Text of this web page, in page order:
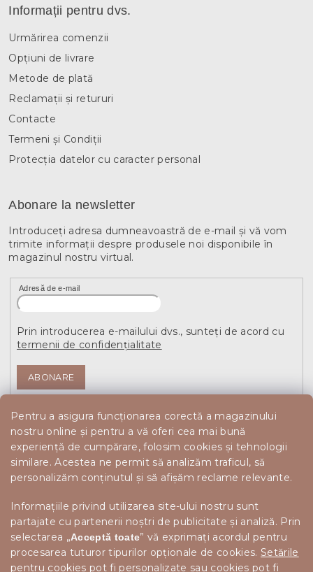
Pentru a asigura funcționarea corectă a magazinului
nostru online și pentru a vă oferi cea mai bună
experiență de cumpărare, folosim cookies și tehnologii
similare. Acestea ne permit să analizăm traficul, să
personalizăm conținutul și să afișăm reclame relevante.
Informațiile privind utilizarea site-ului nostru sunt
partajate cu partenerii noștri de publicitate și analiză. Prin
selectarea „Acceptă toate” vă exprimați acordul pentru
procesarea tuturor tipurilor opționale de cookies. Setările
pentru cookies pot fi personalizate sau cookies pot fi
Informații pentru dvs.
Urmărirea comenzii
Opțiuni de livrare
Metode de plată
Reclamații și retururi
Contacte
Termeni și Condiții
Protecția datelor cu caracter personal
Abonare la newsletter
Introduceţi adresa dumneavoastră de e-mail şi vă vom
trimite informaţii despre produsele noi disponibile în
magazinul nostru virtual.
Adresă de e-mail
Prin introducerea e-mailului dvs., sunteți de acord cu
termenii de confidențialitate
ABONARE